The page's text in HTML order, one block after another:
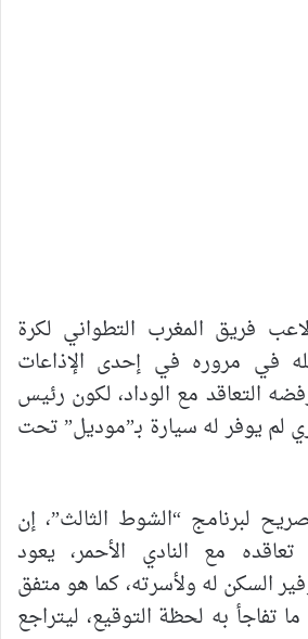
فريق المغرب التطواني لكرة
في مروره في إحدى الإذاعات
التعاقد مع الوداد، لكون رئيس
لم يوفر له سيارة بـ”موديل” تحت
لبرنامج “الشوط الثالث”، إن
مع النادي الأحمر، يعود
السكن له ولأسرته، كما هو متفق
تفاجأ به لحظة التوقيع، ليتراجع